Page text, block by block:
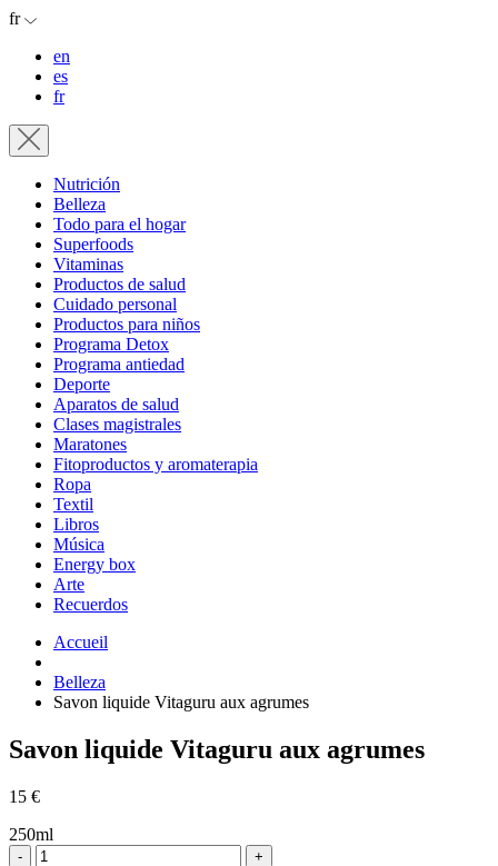
fr
en
es
fr
Nutrición
Belleza
Todo para el hogar
Superfoods
Vitaminas
Productos de salud
Cuidado personal
Productos para niños
Programa Detox
Programa antiedad
Deporte
Aparatos de salud
Clases magistrales
Maratones
Fitoproductos y aromaterapia
Ropa
Textil
Libros
Música
Energy box
Arte
Recuerdos
Accueil
Belleza
Savon liquide Vitaguru aux agrumes
Savon liquide Vitaguru aux agrumes
15 €
250ml
-
+